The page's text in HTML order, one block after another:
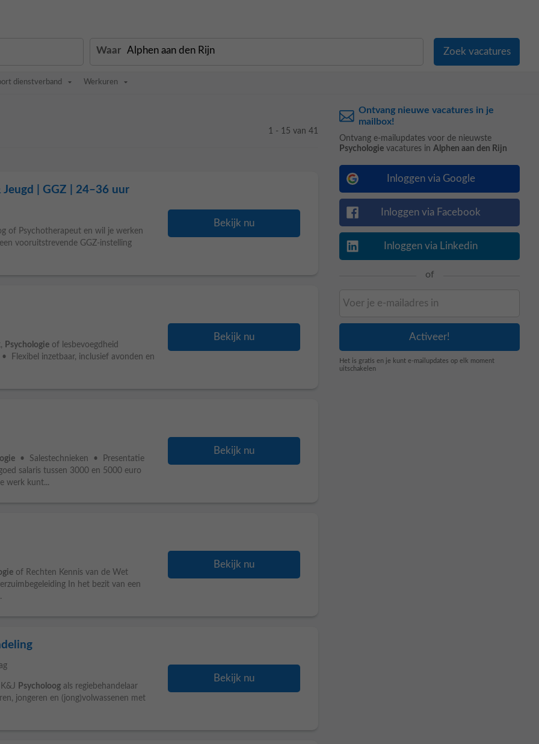
Waar
dienstverband Werkuren
1 - 15 van 41
| GGZ | 24–36 uur
of Psychotherapeut en wil je werken
vooruitstrevende GGZ-instelling
Bekijk nu
Psychologie of lesbevoegdheid
Flexibel inzetbaar, inclusief avonden en
Bekijk nu
• Salestechnieken • Presentatie
salaris tussen 3000 en 5000 euro
werk kunt...
Bekijk nu
of Rechten Kennis van de Wet
In het bezit van een
Bekijk nu
Psycholoog als regiebehandelaar
jongeren en (jong)volwassenen met
Bekijk nu
Ontvang nieuwe vacatures in je
mailbox!
Ontvang e-mailupdates voor de nieuwste
Psychologie vacatures in Alphen aan den Rijn
Inloggen via Google
Inloggen via Facebook
Inloggen via Linkedin
of
Het is gratis en je kunt e-mailupdates op elk moment
uitschakelen